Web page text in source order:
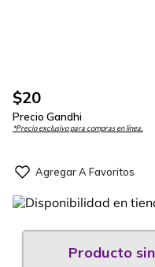
$20
Precio Gandhi
*Precio exclusivo para compras en línea.